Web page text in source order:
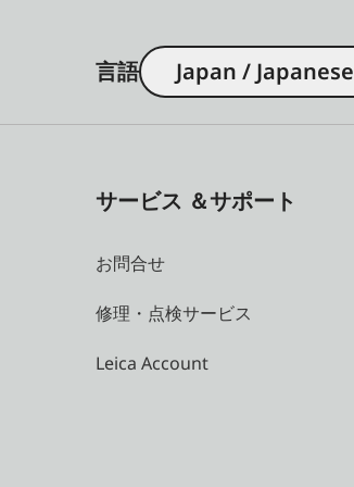
言語 Japan / Japanese
サービス ＆サポート
お問合せ
修理・点検サービス
Leica Account